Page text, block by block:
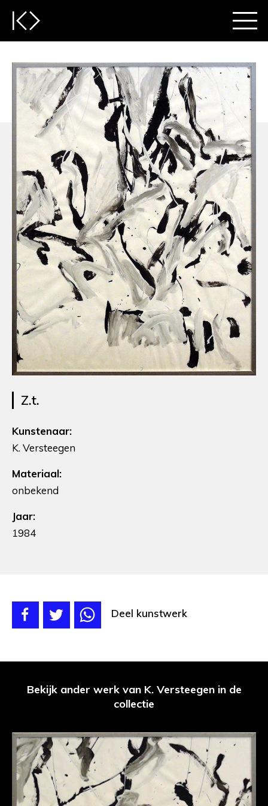
Z.t.
Kunstenaar:
K. Versteegen
Materiaal:
onbekend
Jaar:
1984
Deel kunstwerk
Bekijk ander werk van K. Versteegen in de
collectie